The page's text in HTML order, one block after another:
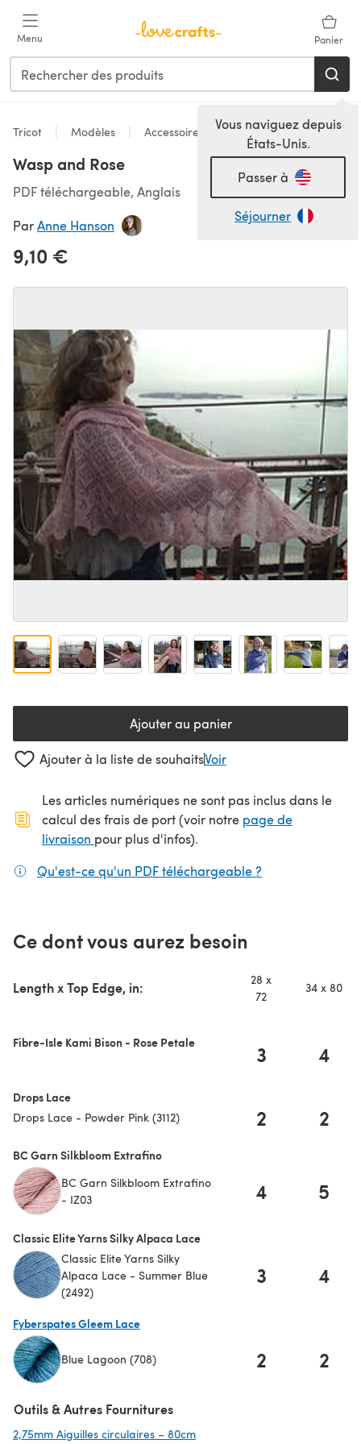
Menu Panier
Vous naviguez depuis
États-Unis.
Passer à
Séjourner
Tricot Modèles Accessoires
Wasp and Rose
PDF téléchargeable, Anglais
ParAnne Hanson
9,10 €
Ajouter au panier
Ajouter à la liste de souhaitsVoir
Les articles numériques ne sont pas inclus dans le
calcul des frais de port (voir notre page de
livraison (s'ouvre dans un nouvel onglet)
pour plus d'infos).
Qu'est-ce qu'un PDF téléchargeable ?
Ce dont vous aurez besoin
Length x Top Edge, in:
28 x
72
34 x 80
Fibre-Isle Kami Bison - Rose Petale 3 4
Drops Lace
Drops Lace - Powder Pink (3112) 2 2
BC Garn Silkbloom Extrafino
BC Garn Silkbloom Extrafino
- IZ03
4 5
Classic Elite Yarns Silky Alpaca Lace
Classic Elite Yarns Silky
Alpaca Lace - Summer Blue
(2492)
3 4
Fyberspates Gleem Lace
Blue Lagoon (708) 2 2
Outils & Autres Fournitures
2,75mm Aiguilles circulaires – 80cm